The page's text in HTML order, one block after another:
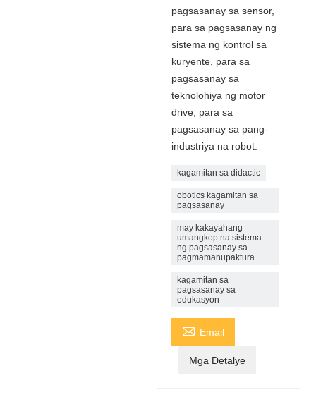
pagsasanay sa sensor,
para sa pagsasanay ng
sistema ng kontrol sa
kuryente, para sa
pagsasanay sa
teknolohiya ng motor
drive, para sa
pagsasanay sa pang-
industriya na robot.
kagamitan sa didactic
obotics kagamitan sa
pagsasanay
may kakayahang
umangkop na sistema
ng pagsasanay sa
pagmamanupaktura
kagamitan sa
pagsasanay sa
edukasyon
 Email
Mga Detalye